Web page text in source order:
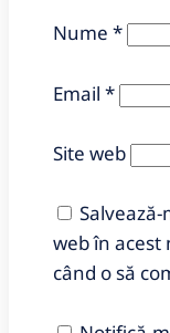
Nume *
Email *
Site web
web în
când o să